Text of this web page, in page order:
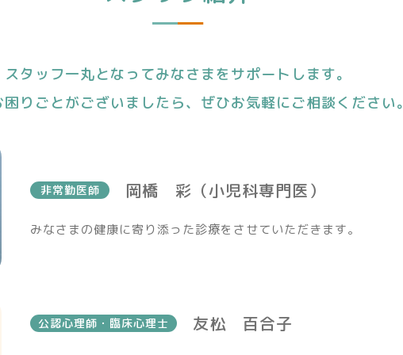
スタッフ一丸となってみなさまをサポートします。
りごとがございましたら、 ぜひお気軽にご相談ください。
非常勤医師 岡橋 彩（小児科専門医）
みなさまの健康に寄り添った診療をさせていただきます。
公認心理師・臨床心理士 友松 百合子